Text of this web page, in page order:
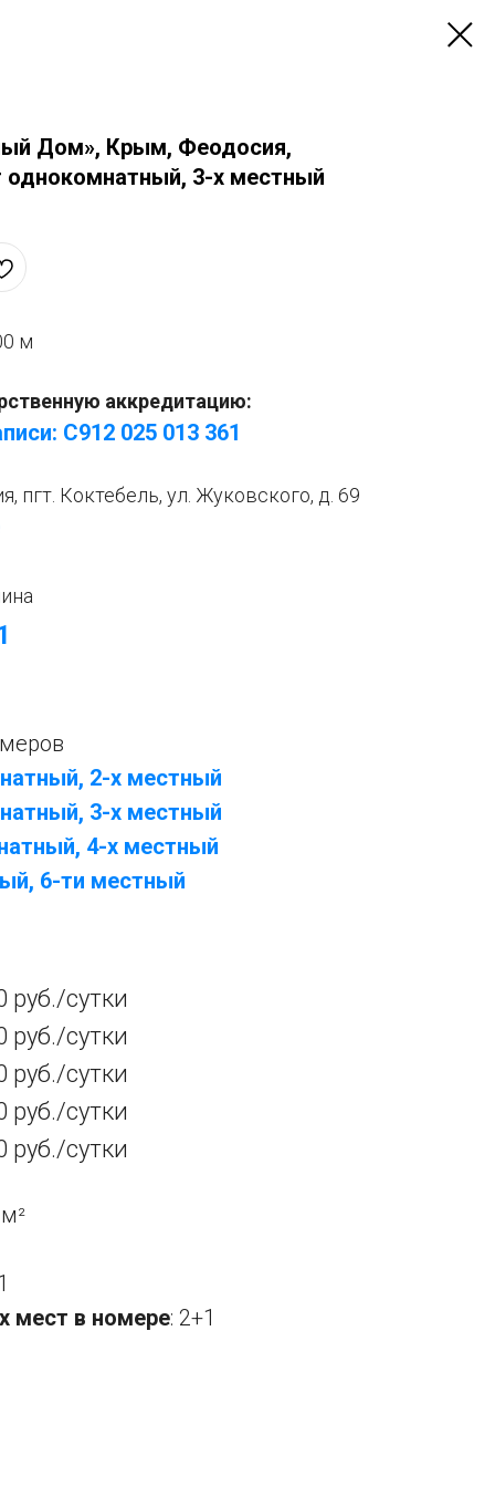
Дом», Крым, Феодосия,
однокомнатный, 3-х местный
м
аккредитацию:
С912 025 013 361
пгт. Коктебель, ул. Жуковского, д. 69
2-х местный
3-х местный
4-х местный
6-ти местный
руб./сутки
руб./сутки
руб./сутки
руб./сутки
руб./сутки
²
мест в номере: 2+1